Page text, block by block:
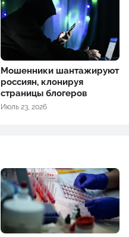
Мошенники шантажируют
россиян, клонируя
страницы блогеров
Июль 23, 2026